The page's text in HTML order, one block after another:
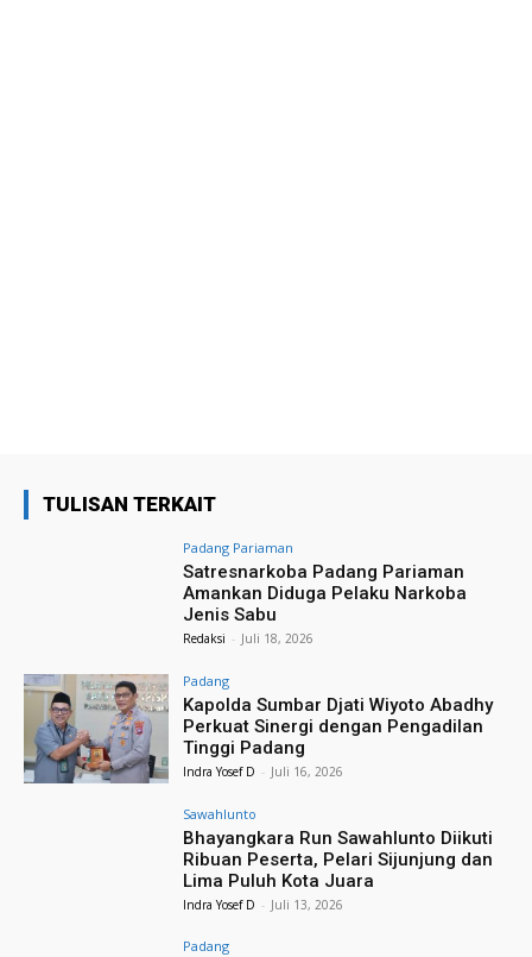
TULISAN TERKAIT
Padang Pariaman
Satresnarkoba Padang Pariaman
Amankan Diduga Pelaku Narkoba
Jenis Sabu
Redaksi - Juli 18, 2026
Padang
Kapolda Sumbar Djati Wiyoto Abadhy
Perkuat Sinergi dengan Pengadilan
Tinggi Padang
Indra Yosef D - Juli 16, 2026
Sawahlunto
Bhayangkara Run Sawahlunto Diikuti
Ribuan Peserta, Pelari Sijunjung dan
Lima Puluh Kota Juara
Indra Yosef D - Juli 13, 2026
Padang